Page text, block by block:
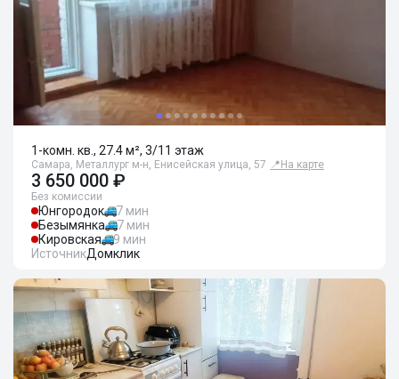
1-комн. кв., 27.4 м², 3/11 этаж
Самара, Металлург м-н, Енисейская улица, 57 📍 На карте
3 650 000 ₽
Без комиссии
Юнгородок
7 мин
Безымянка
7 мин
Кировская
9 мин
ИсточникДомклик